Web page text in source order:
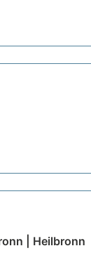
| Heilbronn